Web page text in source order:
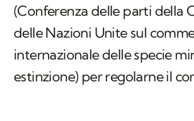
(Conferenza delle parti della
delle Nazioni Unite sul
internazionale delle specie
estinzione) per regolarne il